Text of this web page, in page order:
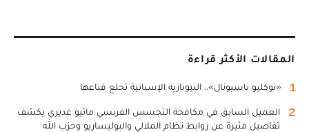
المقالات الأكثر قراءة
1 «نوكليو ناسيونال».. النيونازية الإسبانية تخلع قناعها
2
العميل السابق في مكافحة التجسس الفرنسي ماثيو غديري يكشف
تفاصيل مثيرة عن روابط نظام الملالي والبوليساريو وحزب الله